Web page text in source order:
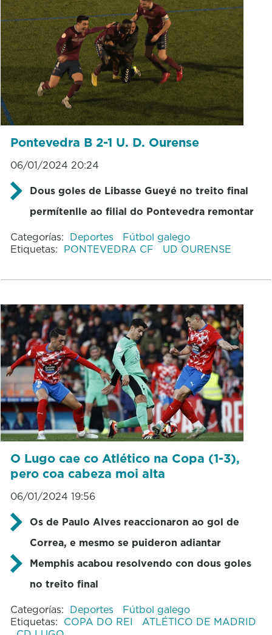
Pontevedra B 2-1 U. D. Ourense
06/01/2024 20:24
Dous goles de Libasse Gueyé no treito final
permítenlle ao filial do Pontevedra remontar
Categorías: Deportes
Fútbol galego
Etiquetas: PONTEVEDRA CF UD OURENSE
O Lugo cae co Atlético na Copa (1-3),
pero coa cabeza moi alta
06/01/2024 19:56
Os de Paulo Alves reaccionaron ao gol de
Correa, e mesmo se puideron adiantar
Memphis acabou resolvendo con dous goles
no treito final
Categorías: Deportes
Fútbol galego
Etiquetas: COPA DO REI
ATLÉTICO DE MADRID